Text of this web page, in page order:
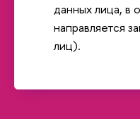
данных лица, в
направляется
лиц).